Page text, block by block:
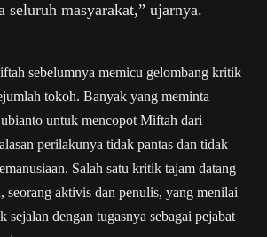
seluruh masyarakat,” ujarnya.
sebelumnya memicu gelombang kritik
tokoh. Banyak yang meminta
untuk mencopot Miftah dari
perilakunya tidak pantas dan tidak
Salah satu kritik tajam datang
seorang aktivis dan penulis, yang menilai
sejalan dengan tugasnya sebagai pejabat